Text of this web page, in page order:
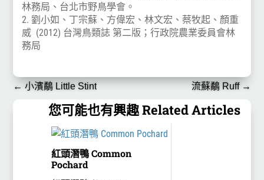
林務局、台北市野鳥學會。
2. 劉小如、丁宗蘇、方偉宏、林文宏、蔡牧起、顏重
威 (2012) 台灣鳥類誌 第二版；行政院農業委員會林
務局
←小濱鷸 Little Stint 流蘇鷸 Ruff→
您可能也有興趣 Related Articles
紅頭潛鴨 Common
Pochard